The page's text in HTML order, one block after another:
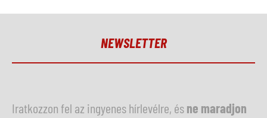
NEWSLETTER
Iratkozzon fel az ingyenes hírlevélre, ésne maradjon